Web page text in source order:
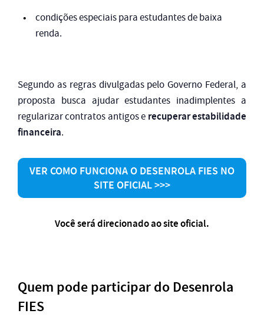
condições especiais para estudantes de baixa
renda.
Segundo as regras divulgadas pelo Governo Federal, a
proposta busca ajudar estudantes inadimplentes a
regularizar contratos antigos e recuperar estabilidade
financeira.
VER COMO FUNCIONA O DESENROLA FIES NO
SITE OFICIAL >>>
Você será direcionado ao site oficial.
Quem pode participar do Desenrola
FIES